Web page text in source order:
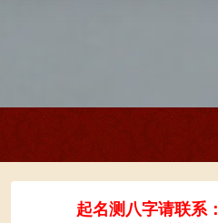
起名测八字请联系：